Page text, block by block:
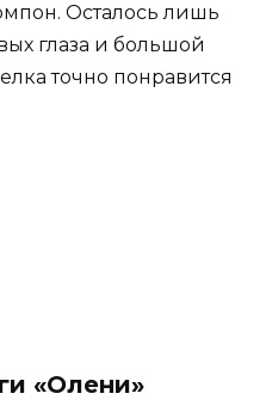
Осталось лишь
глаза и большой
точно понравится
«Олени»